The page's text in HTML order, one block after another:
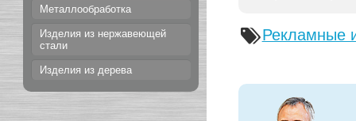
Металлообработка
Изделия из нержавеющей
стали
Изделия из дерева
Рекламные